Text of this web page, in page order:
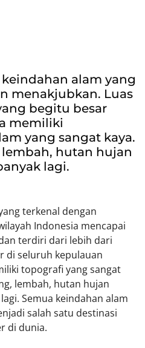
alam yang
menakjubkan. Luas
begitu besar
memiliki
yang sangat kaya.
hutan hujan
lagi.
terkenal dengan
Indonesia mencapai
terdiri dari lebih dari
di seluruh kepulauan
topografi yang sangat
lembah, hutan hujan
Semua keindahan alam
salah satu destinasi
di dunia.